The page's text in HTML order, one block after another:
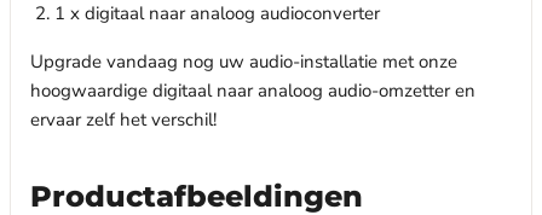
1 x digitaal naar analoog audioconverter
Upgrade vandaag nog uw audio-installatie met onze
hoogwaardige digitaal naar analoog audio-omzetter en
ervaar zelf het verschil!
Productafbeeldingen